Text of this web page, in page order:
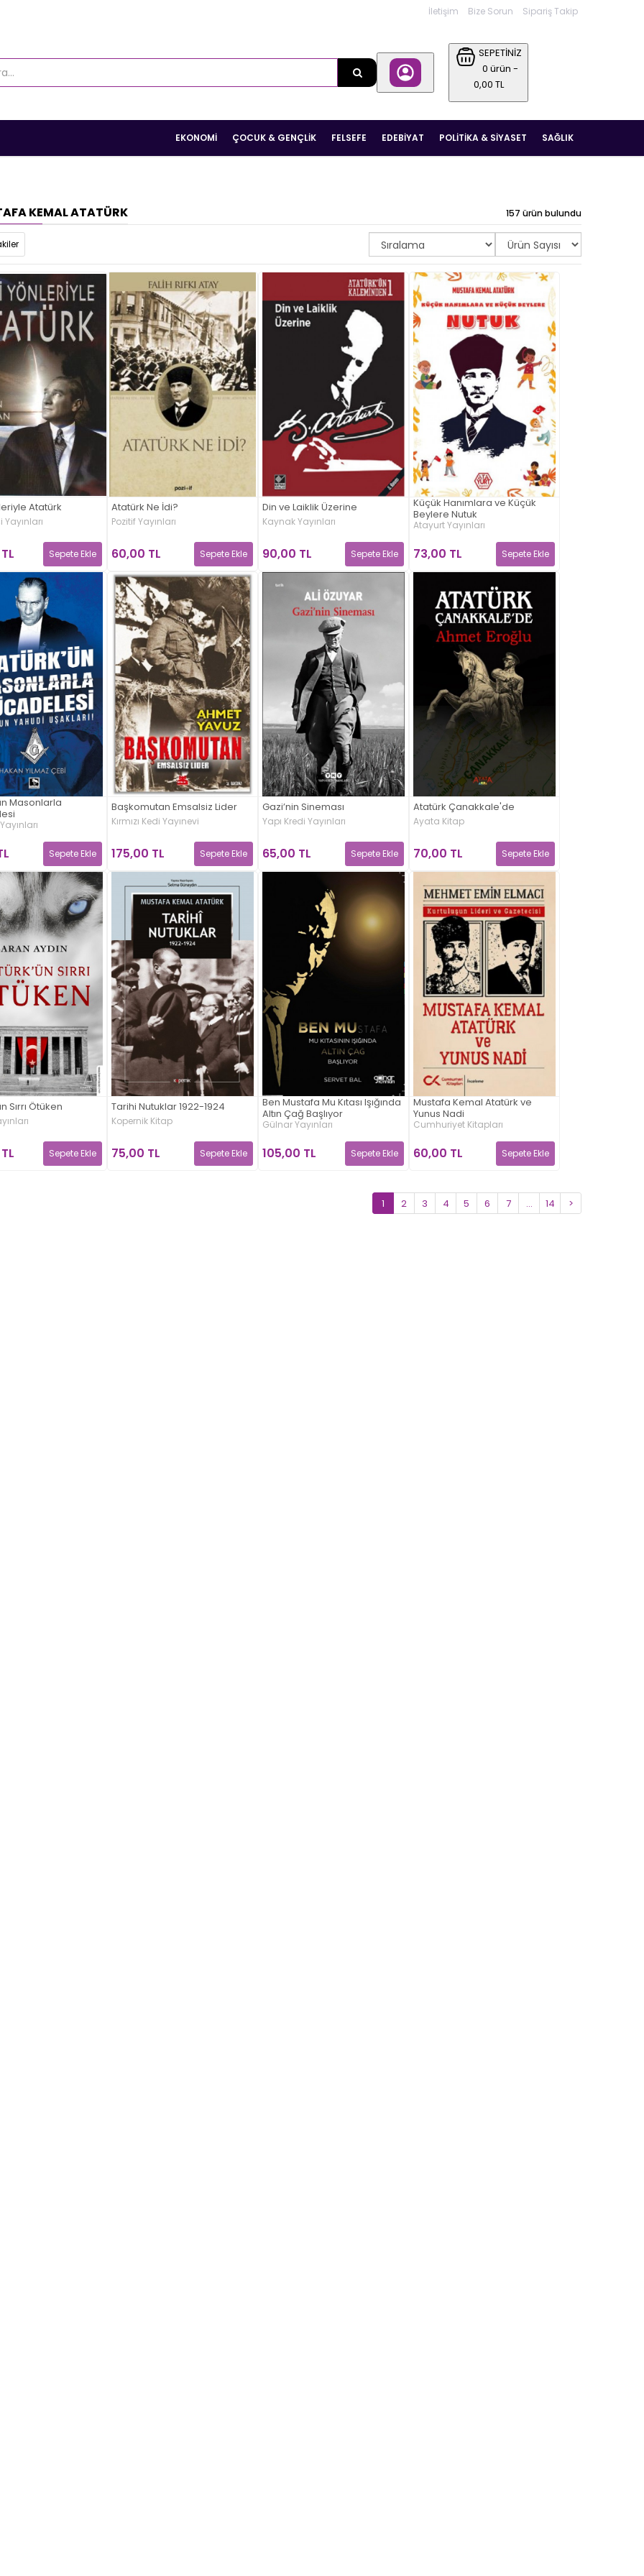
İletişim Bize Sorun Sipariş Takip
SEPETİNİZ
0 ürün -
0,00 TL
SAĞLIK
POLITIKA & SIYASET
EDEBIYAT
FELSEFE
ÇOCUK & GENÇLIK
EKONOMI
KEMAL ATATÜRK 157 ürün bulundu
Atatürk
Yayınları
Sepete Ekle
Atatürk Ne İdi?
Pozitif Yayınları
60,00 TL Sepete Ekle
Din ve Laiklik Üzerine
Kaynak Yayınları
90,00 TL Sepete Ekle
Küçük Hanımlara ve Küçük
Beylere Nutuk
Atayurt Yayınları
73,00 TL Sepete Ekle
Masonlarla
Sepete Ekle
Başkomutan Emsalsiz Lider
Kırmızı Kedi Yayınevi
175,00 TL Sepete Ekle
Gazi’nin Sineması
Yapı Kredi Yayınları
65,00 TL Sepete Ekle
Atatürk Çanakkale'de
Ayata Kitap
70,00 TL Sepete Ekle
Sırrı Ötüken
Sepete Ekle
Tarihi Nutuklar 1922-1924
Kopernik Kitap
75,00 TL Sepete Ekle
Ben Mustafa Mu Kıtası Işığında
Altın Çağ Başlıyor
Gülnar Yayınları
105,00 TL Sepete Ekle
Mustafa Kemal Atatürk ve
Yunus Nadi
Cumhuriyet Kitapları
60,00 TL Sepete Ekle
1 2 3 4 5 6 7 ... 14 >